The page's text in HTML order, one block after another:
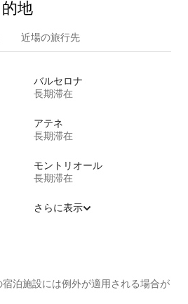
地
近場の旅行先
バルセロナ
長期滞在
アテネ
長期滞在
モントリオール
長期滞在
さらに表示
泊施設には例外が適用される場合が